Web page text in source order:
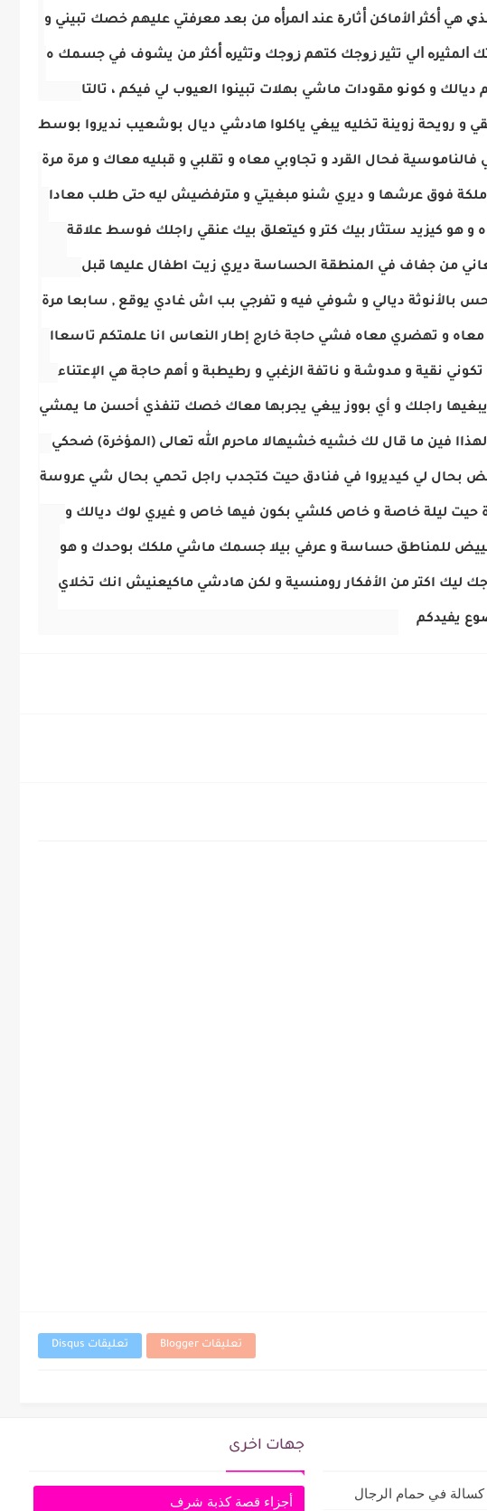
ﻫﻲ ﺃﻛﺜﺮ ﺍﻷﻣﺎﻛﻦ ﺃﺛﺎﺭﺓ ﻋﻨﺪ ﺍﻟﻤﺮﺃﻩ من بعد معرفتي عليهم خصك تبيني و
ﺍﻟﻤﺜﻴﺮﻩ ﺍﻟﻲ ﺗﺜﻴﺮ ﺯﻭﺟﻚ كتهم ﺯﻭﺟﻚ ﻭﺗﺜﻴﺮﻩ ﺃﻛﺜﺮ ﻣﻦ يشوف في جسمك ه
و كونو مقودات ماشي بهلات تبينوا العيوب لي فيكم ، تالتا
رويحة زوينة تخليه يبغي ياكلوا هادشي ديال بوشعيب نديروا بوسط
فحال القرد و تجاوبي معاه و تقلبي و قبليه معاك و مرة مرة
فوق عرشها و ديري شنو مبغيتي و مترفضيش ليه حتى طلب معادا
و هو كيزيد ستثار بيك كتر و كيتعلق بيك عنقي راجلك فوسط علاقة
من جفاف في المنطقة الحساسة ديري زيت اطفال عليها قبل
بالأنوثة ديالي و شوفي فيه و تفرجي بب اش غادي يوقع , سابعا مرة
و تهضري معاه فشي حاجة خارج إطار النعاس انا علمتكم تاسعاا
نقية و مدوشة و ناتفة الزغبي و رطيطبة و أهم حاجة هي الإعتناء
راجلك و أي بووز يبغي يجربها معاك خصك تنفذي أحسن ما يمشي
فين ما قال لك خشيه خشيهالا ماحرم الله تعالى (المؤخرة) ضحكي
بحال لي كيديروا في فنادق حيت كتجدب راجل تحمي بحال شي عروسة
ليلة خاصة و خاص كلشي بكون فيها خاص و غيري لوك ديالك و
للمناطق حساسة و عرفي بيلا جسمك ماشي ملكك بوحدك و هو
اكتر من الأفكار رومنسية و لكن هادشي ماكيعنيش انك تخلاي
يفيدكم
تعليقات Blogger تعليقات Disqus
كسالة في حمام الرجال
جهات اخرى
أجزاء قصة كذبة شرف